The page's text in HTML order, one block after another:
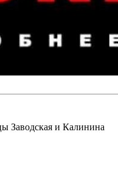
Заводская и Калинина